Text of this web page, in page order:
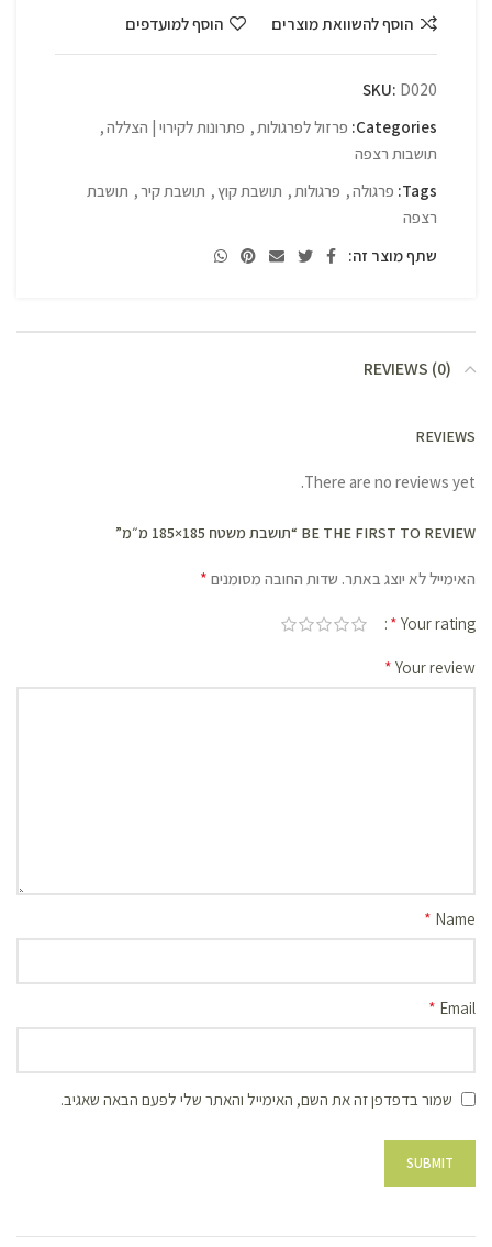
הוסף להשוואת מוצרים הוסף למועדפים
SKU: D020
Categories: פרזול לפרגולות, פתרונות לקירוי | הצללה,
תושבות רצפה
Tags: פרגולה, פרגולות, תושבת קוץ, תושבת קיר, תושבת
רצפה
שתף מוצר זה:
REVIEWS (0)
REVIEWS
There are no reviews yet.
BE THE FIRST TO REVIEW “תושבת משטח 185×185 מ״מ”
האימייל לא יוצג באתר. שדות החובה מסומנים *
Your rating
*
Your review
*
Name
*
Email
*
שמור בדפדפן זה את השם, האימייל והאתר שלי לפעם הבאה שאגיב.